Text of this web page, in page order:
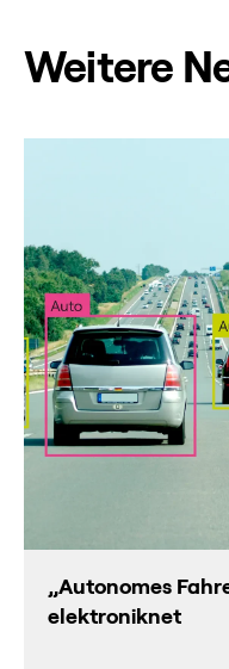
Weitere
„Autonomes
elektroniknet